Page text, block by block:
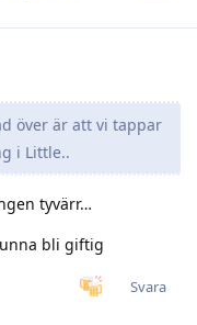
över är att vi tappar
i Little..
tyvärr…
bli giftig
Svara